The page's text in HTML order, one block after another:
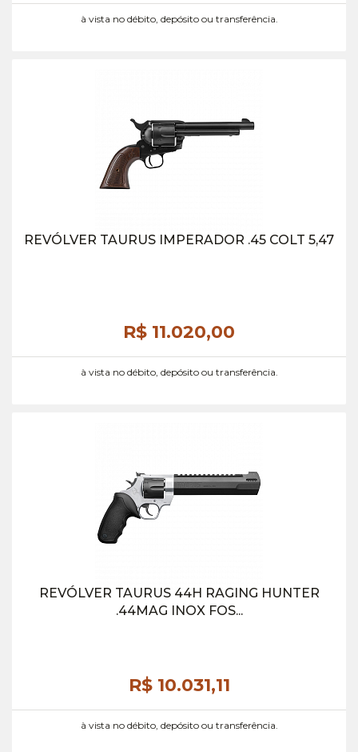
à vista no débito, depósito ou transferência.
REVÓLVER TAURUS IMPERADOR .45 COLT 5,47
R$ 11.020,00
à vista no débito, depósito ou transferência.
REVÓLVER TAURUS 44H RAGING HUNTER
.44MAG INOX FOS...
R$ 10.031,11
à vista no débito, depósito ou transferência.